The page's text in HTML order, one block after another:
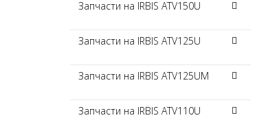
Запчасти на IRBIS ATV150U
Запчасти на IRBIS ATV125U
Запчасти на IRBIS ATV125UM
Запчасти на IRBIS ATV110U